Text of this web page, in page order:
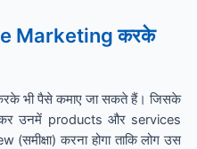
Marketing करके
भी पैसे कमाए जा सकते हैं। जिसके
उनमें products और services
करना होगा ताकि लोग उस